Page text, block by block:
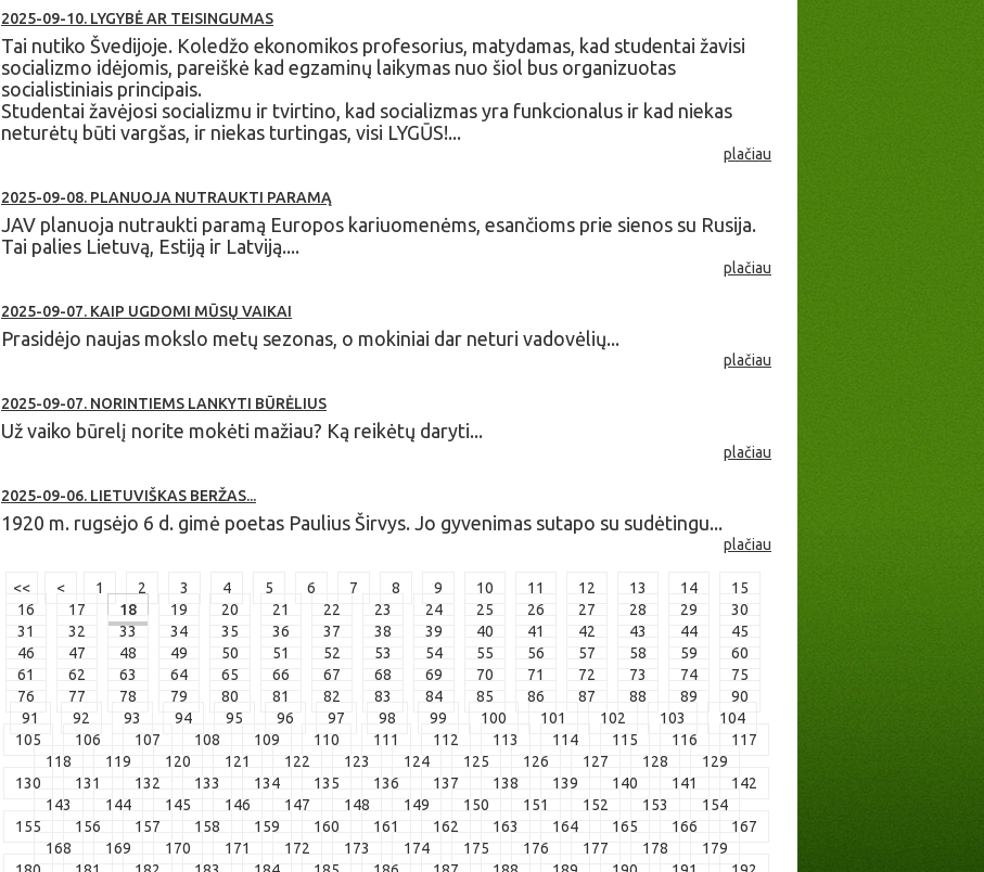
2025-09-10. LYGYBĖ AR TEISINGUMAS
Tai nutiko Švedijoje. Koledžo ekonomikos profesorius, matydamas, kad studentai žavisi
socializmo idėjomis, pareiškė kad egzaminų laikymas nuo šiol bus organizuotas
socialistiniais principais.
Studentai žavėjosi socializmu ir tvirtino, kad socializmas yra funkcionalus ir kad niekas
neturėtų būti vargšas, ir niekas turtingas, visi LYGŪS!...
plačiau
2025-09-08. PLANUOJA NUTRAUKTI PARAMĄ
JAV planuoja nutraukti paramą Europos kariuomenėms, esančioms prie sienos su Rusija.
Tai palies Lietuvą, Estiją ir Latviją....
plačiau
2025-09-07. KAIP UGDOMI MŪSŲ VAIKAI
Prasidėjo naujas mokslo metų sezonas, o mokiniai dar neturi vadovėlių...
plačiau
2025-09-07. NORINTIEMS LANKYTI BŪRĖLIUS
Už vaiko būrelį norite mokėti mažiau? Ką reikėtų daryti...
plačiau
2025-09-06. LIETUVIŠKAS BERŽAS...
1920 m. rugsėjo 6 d. gimė poetas Paulius Širvys. Jo gyvenimas sutapo su sudėtingu...
plačiau
<< < 1 2 3 4 5 6 7 8 9 10 11 12 13 14
15
16
17 18 19 20 21 22 23 24 25 26 27 28 29
30
31
32 33 34 35 36 37 38 39 40 41 42 43 44
45
46
47 48 49 50 51 52 53 54 55 56 57 58 59
60
61
62 63 64 65 66 67 68 69 70 71 72 73 74
75
76
77 78 79 80 81 82 83 84 85 86 87 88 89
90
91
92 93 94 95 96 97 98 99 100 101 102 103
104
105
106 107 108 109 110 111 112 113 114 115 116
117
118
119 120 121 122 123 124 125 126 127 128
129
130
131 132 133 134 135 136 137 138 139 140 141
142
143
144 145 146 147 148 149 150 151 152 153
154
155
156 157 158 159 160 161 162 163 164 165 166
167
168
169 170 171 172 173 174 175 176 177 178
179